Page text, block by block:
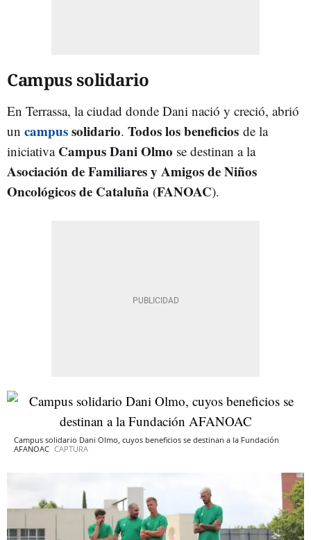
Campus solidario
En Terrassa, la ciudad donde Dani nació y creció, abrió
un campussolidario. Todos los beneficios de la
iniciativa Campus Dani Olmo se destinan a la
Asociación de Familiares y Amigos de Niños
Oncológicos de Cataluña (FANOAC).
Campus solidario Dani Olmo, cuyos beneficios se destinan a la Fundación
AFANOAC CAPTURA